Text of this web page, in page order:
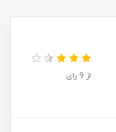
از 9 رای